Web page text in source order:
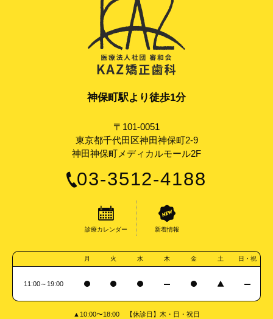
神保町駅より徒歩1分
〒101-0051
東京都千代田区神田神保町2-9
神田神保町メディカルモール2F
03-3512-4188
診療カレンダー 新着情報
月 火 水 木 金 土 日・祝
11:00～19:00
▲10:00〜18:00 【休診日】木・日・祝日